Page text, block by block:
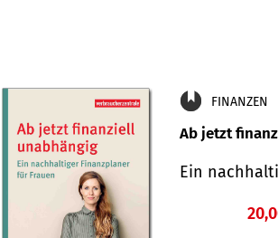
FINANZEN
Ab jetzt
Ein